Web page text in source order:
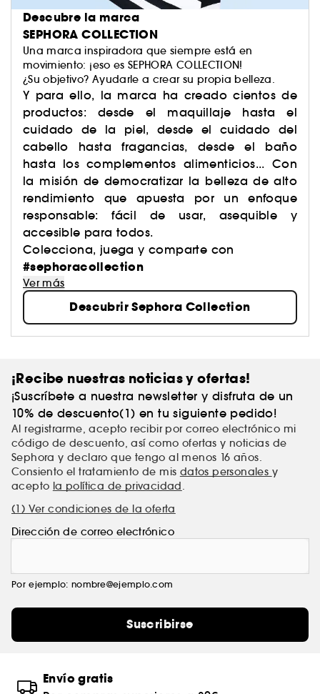
Descubre la marca
SEPHORA COLLECTION
Una marca inspiradora que siempre está en
movimiento: ¡eso es SEPHORA COLLECTION!
¿Su objetivo? Ayudarle a crear su propia belleza.
Y para ello, la marca ha creado cientos de
productos: desde el maquillaje hasta el
cuidado de la piel, desde el cuidado del
cabello hasta fragancias, desde el baño
hasta los complementos alimenticios... Con
la misión de democratizar la belleza de alto
rendimiento que apuesta por un enfoque
responsable: fácil de usar, asequible y
accesible para todos.
Colecciona, juega y comparte con
#sephoracollection
Ver más
Descubrir Sephora Collection
¡Recibe nuestras noticias y ofertas!
¡Suscríbete a nuestra newsletter y disfruta de un
10% de descuento(1) en tu siguiente pedido!
Al registrarme, acepto recibir por correo electrónico mi
código de descuento, así como ofertas y noticias de
Sephora y declaro que tengo al menos 16 años.
Consiento el tratamiento de mis datos personales y
acepto la política de privacidad.
(1) Ver condiciones de la oferta
Dirección de correo electrónico
Por ejemplo: nombre@ejemplo.com
Suscribirse
Envío gratis